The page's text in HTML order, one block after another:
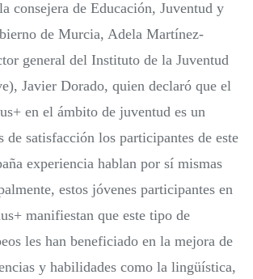
consejera de Educación, Juventud y
de Murcia, Adela Martínez-
general del Instituto de la Juventud
Javier Dorado, quien declaró que el
en el ámbito de juventud es un
satisfacción los participantes de este
experiencia hablan por sí mismas
estos jóvenes participantes en
manifiestan que este tipo de
les han beneficiado en la mejora de
y habilidades como la lingüística,